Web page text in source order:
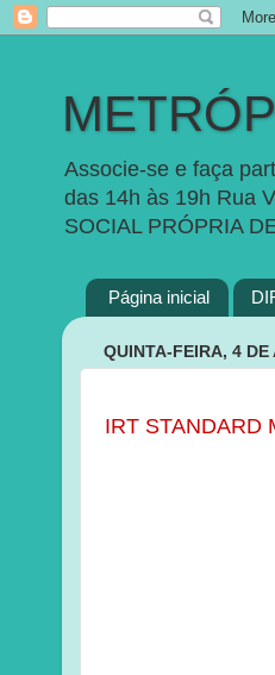
Associe-se e faça
das 14h às 19h Rua
SOCIAL PRÓPRIA
Página inicial
QUINTA-FEIRA, 4
IRT STANDARD